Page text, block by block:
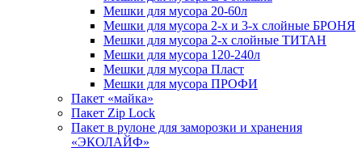
Мешки для мусора 20-60л
Мешки для мусора 2-х и 3-х слойные БРОНЯ
Мешки для мусора 2-х слойные ТИТАН
Мешки для мусора 120-240л
Мешки для мусора Пласт
Мешки для мусора ПРОФИ
Пакет «майка»
Пакет Zip Lock
Пакет в рулоне для заморозки и хранения
«ЭКОЛАЙФ»